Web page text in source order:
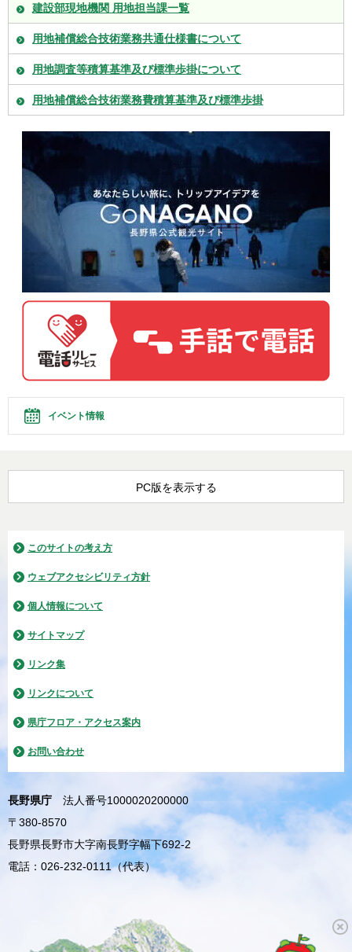
建設部現地機関 用地担当課一覧
用地補償総合技術業務共通仕様書について
用地調査等積算基準及び標準歩掛について
用地補償総合技術業務費積算基準及び標準歩掛
イベント情報
PC版を表示する
このサイトの考え方
ウェブアクセシビリティ方針
個人情報について
サイトマップ
リンク集
リンクについて
県庁フロア・アクセス案内
お問い合わせ
長野県庁
法人番号1000020200000
〒380-8570
長野県長野市大字南長野字幅下692-2
電話：026-232-0111（代表）